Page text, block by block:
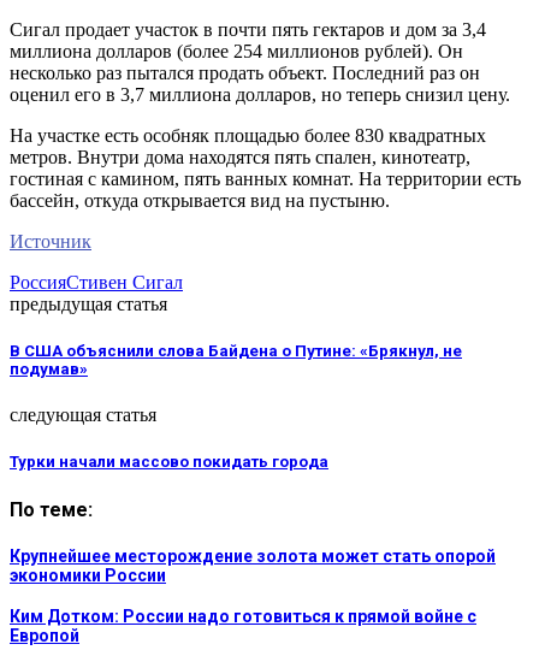
Сигал продает участок в почти пять гектаров и дом за 3,4
миллиона долларов (более 254 миллионов рублей). Он
несколько раз пытался продать объект. Последний раз он
оценил его в 3,7 миллиона долларов, но теперь снизил цену.
На участке есть особняк площадью более 830 квадратных
метров. Внутри дома находятся пять спален, кинотеатр,
гостиная с камином, пять ванных комнат. На территории есть
бассейн, откуда открывается вид на пустыню.
Источник
РоссияСтивен Сигал
предыдущая статья
В США объяснили слова Байдена о Путине: «Брякнул, не
подумав»
следующая статья
Турки начали массово покидать города
По теме:
Крупнейшее месторождение золота может стать опорой
экономики России
Ким Дотком: России надо готовиться к прямой войне с
Европой